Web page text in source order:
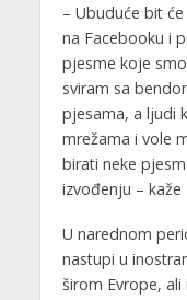
– Ubuduće bit
na Facebooku i
pjesme koje
sviram sa
pjesama, a ljudi
mrežama i vole
birati neke
izvođenju – kaže
U narednom
nastupi u
širom Evrope,